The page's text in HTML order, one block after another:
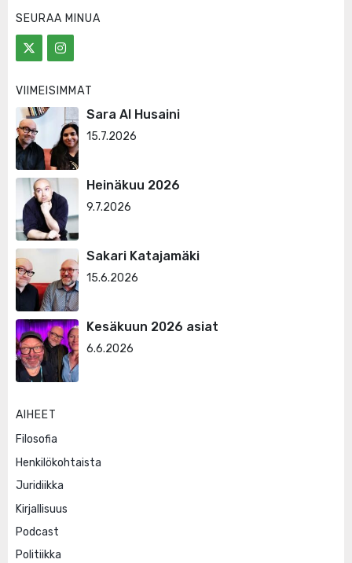
SEURAA MINUA
VIIMEISIMMÄT
Sara Al Husaini
15.7.2026
Heinäkuu 2026
9.7.2026
Sakari Katajamäki
15.6.2026
Kesäkuun 2026 asiat
6.6.2026
AIHEET
Filosofia
Henkilökohtaista
Juridiikka
Kirjallisuus
Podcast
Politiikka